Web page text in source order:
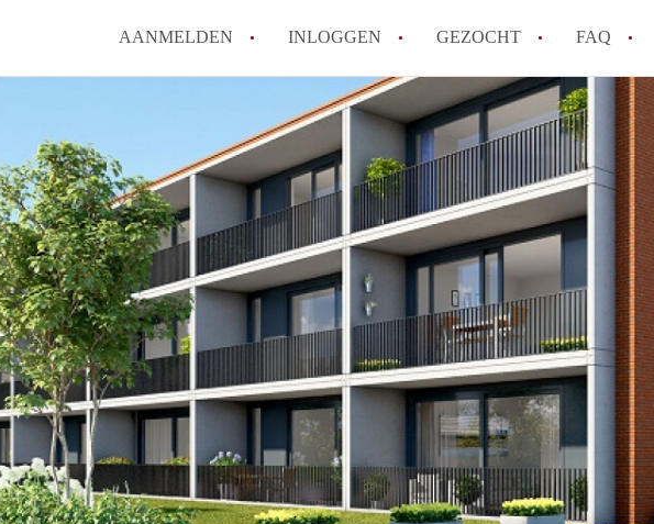
AANMELDEN INLOGGEN GEZOCHT FAQ
How to translate AppartementLeeuwarden!
Wat is AppartementLeeuwarden?
Wat is de privacyverklaring van
Berekent AppartementLeeuwarden
makelaarsvergoeding/
Is AppartementLeeuwarden
Appartement / Appartementen in
Alle veelgestelde vragen